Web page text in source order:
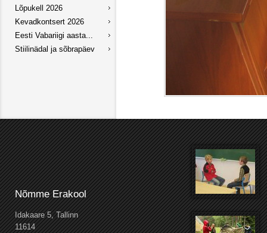
Lõpukell 2026
Kevadkontsert 2026
Eesti Vabariigi aasta...
Stiilinädal ja sõbrapäev
Nõmme Erakool
Idakaare 5, Tallinn
11614